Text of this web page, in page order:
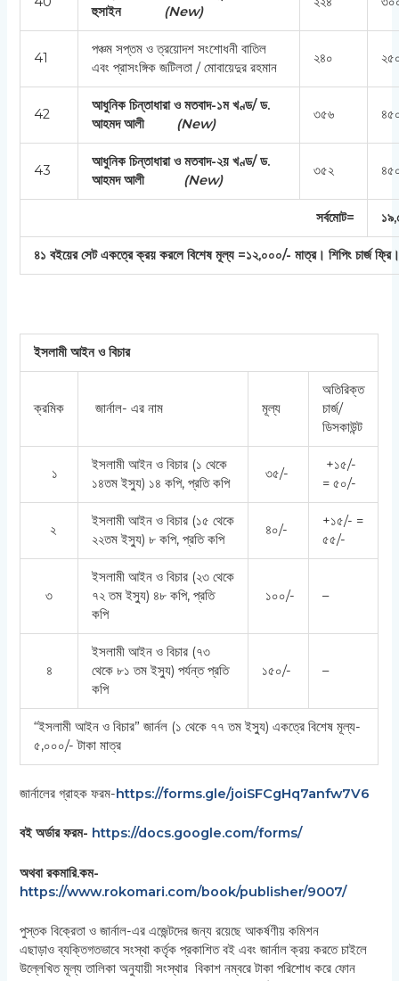
হুসাইন
(New)
41
পঞ্চম সপ্তম ও ত্রয়োদশ সংশোধনী বাতিল
এবং প্রাসংঙ্গিক জটিলতা / মোবায়েদুর রহমান
২৪০
42
আধুনিক চিন্তাধারা ও মতবাদ-১ম খণ্ড/ ড.
আহমদ আলী
(New)
৩৫৬
43
আধুনিক চিন্তাধারা ও মতবাদ-২য় খণ্ড/ ড.
আহমদ আলী
(New)
৩৫২
সর্বমোট=
৪১ বইয়ের সেট একত্রে ক্রয় করলে বিশেষ মূল্য =১২,০০০/- মাত্র। শিপিং চার্জ
ইসলামী আইন ও বিচার
ক্রমিক জার্নাল- এর নাম মূল্য
অতিরিক্ত
চার্জ/
ডিসকাউন্ট
১
ইসলামী আইন ও বিচার (১ থেকে
১৪তম ইস্যু) ১৪ কপি, প্রতি কপি
৩৫/-
+১৫/-
= ৫০/-
২
ইসলামী আইন ও বিচার (১৫ থেকে
২২তম ইস্যু) ৮ কপি, প্রতি কপি
৪০/-
+১৫/- =
৫৫/-
৩
ইসলামী আইন ও বিচার (২৩ থেকে
৭২ তম ইস্যু) ৪৮ কপি, প্রতি
কপি
১০০/- –
৪
ইসলামী আইন ও বিচার (৭৩
থেকে ৮১ তম ইস্যু) পর্যন্ত প্রতি
কপি
১৫০/- –
“ইসলামী আইন ও বিচার” জার্নল (১ থেকে ৭৭ তম ইস্যু) একত্রে বিশেষ মূল্য-
৫,০০০/- টাকা মাত্র
জার্নালের গ্রাহক ফরম-https://forms.gle/joiSFCgHq7anfw7V6
বই অর্ডার ফরম- https://docs.google.com/forms/
অথবা রকমারি.কম-
https://www.rokomari.com/book/publisher/9007/
পুস্তক বিক্রেতা ও জার্নাল-এর এজেন্টদের জন্য রয়েছে আকর্ষণীয় কমিশন
এছাড়াও ব্যক্তিগতভাবে সংস্থা কর্তৃক প্রকাশিত বই এবং জার্নাল ক্রয় করতে চাইলে
উল্লেখিত মূল্য তালিকা অনুযায়ী সংস্থার বিকাশ নম্বরে টাকা পরিশোধ করে ফোন